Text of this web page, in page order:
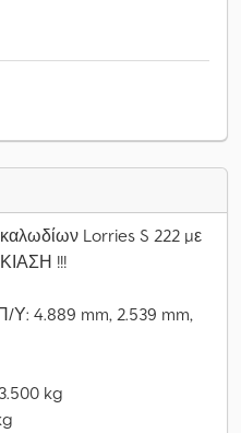
Lorries S 222 με
!!!
Υ: 4.889 mm, 2.539 mm,
kg